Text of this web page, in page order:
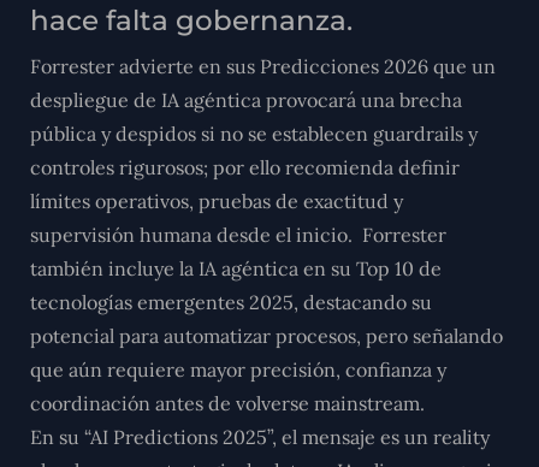
hace falta gobernanza.
Forrester advierte en sus Predicciones 2026 que un
despliegue de IA agéntica provocará una brecha
pública y despidos si no se establecen guardrails y
controles rigurosos; por ello recomienda definir
límites operativos, pruebas de exactitud y
supervisión humana desde el inicio. Forrester
también incluye la IA agéntica en su Top 10 de
tecnologías emergentes 2025, destacando su
potencial para automatizar procesos, pero señalando
que aún requiere mayor precisión, confianza y
coordinación antes de volverse mainstream.
En su “AI Predictions 2025”, el mensaje es un reality